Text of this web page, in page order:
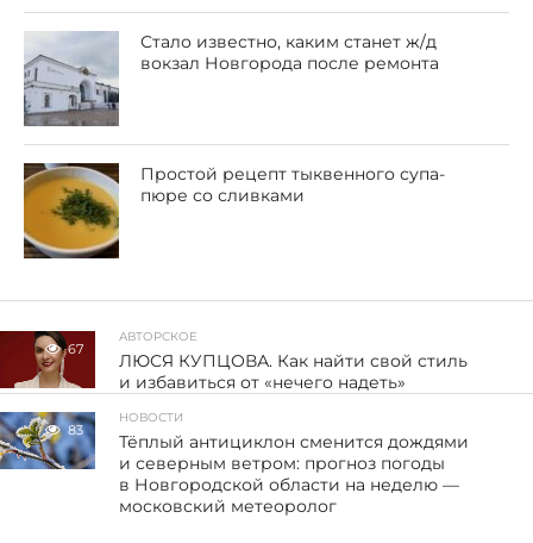
Стало известно, каким станет ж/д
вокзал Новгорода после ремонта
Простой рецепт тыквенного супа-
пюре со сливками
67
АВТОРСКОЕ
ЛЮСЯ КУПЦОВА. Как найти свой стиль
и избавиться от «нечего надеть»
83
НОВОСТИ
Тёплый антициклон сменится дождями
и северным ветром: прогноз погоды
в Новгородской области на неделю —
московский метеоролог